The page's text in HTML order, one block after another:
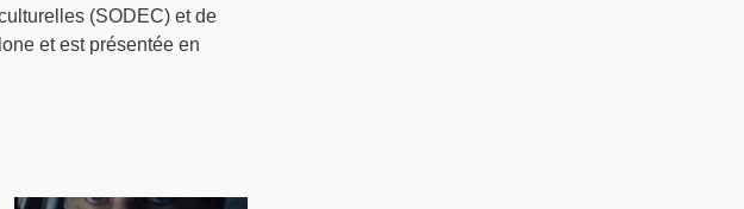
(SODEC) et de
et est présentée en